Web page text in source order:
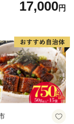
工品 海鮮 手作り
メ 愛知県 小牧市
17,000円